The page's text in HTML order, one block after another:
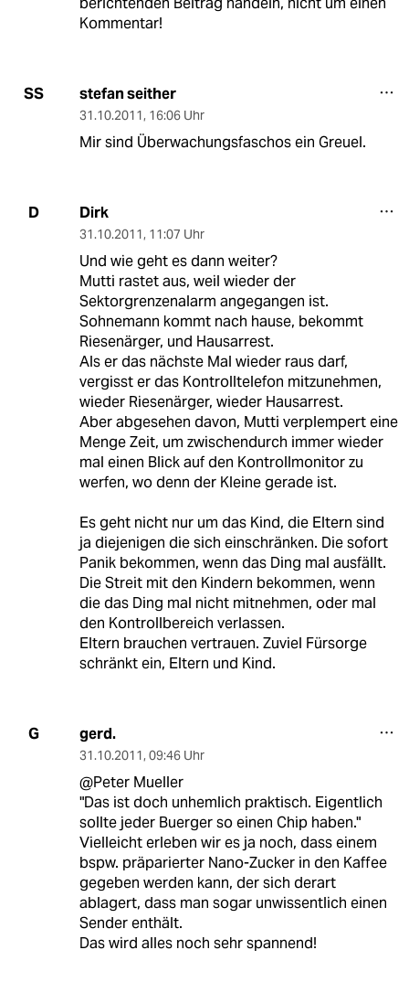
Kommentar!
SS stefan seither
31.10.2011, 16:06 Uhr
Mir sind Überwachungsfaschos ein Greuel.
D Dirk
31.10.2011, 11:07 Uhr
Und wie geht es dann weiter?
Mutti rastet aus, weil wieder der
Sektorgrenzenalarm angegangen ist.
Sohnemann kommt nach hause, bekommt
Riesenärger, und Hausarrest.
Als er das nächste Mal wieder raus darf,
vergisst er das Kontrolltelefon mitzunehmen,
wieder Riesenärger, wieder Hausarrest.
Aber abgesehen davon, Mutti verplempert eine
Menge Zeit, um zwischendurch immer wieder
mal einen Blick auf den Kontrollmonitor zu
werfen, wo denn der Kleine gerade ist.
Es geht nicht nur um das Kind, die Eltern sind
ja diejenigen die sich einschränken. Die sofort
Panik bekommen, wenn das Ding mal ausfällt.
Die Streit mit den Kindern bekommen, wenn
die das Ding mal nicht mitnehmen, oder mal
den Kontrollbereich verlassen.
Eltern brauchen vertrauen. Zuviel Fürsorge
schränkt ein, Eltern und Kind.
G gerd.
31.10.2011, 09:46 Uhr
@Peter Mueller
"Das ist doch unhemlich praktisch. Eigentlich
sollte jeder Buerger so einen Chip haben."
Vielleicht erleben wir es ja noch, dass einem
bspw. präparierter Nano-Zucker in den Kaffee
gegeben werden kann, der sich derart
ablagert, dass man sogar unwissentlich einen
Sender enthält.
Das wird alles noch sehr spannend!